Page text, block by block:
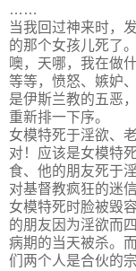
……
当我回过神来时，
的那个女孩儿死了
噢，天哪，我在做什
等等，愤怒、嫉妒
是伊斯兰教的五恶
重新排一下序。
女模特死于淫欲、
对！应该是女模特
食、他的朋友死于
对基督教疯狂的迷
女模特死时脸被毁
的朋友因为淫欲而
病期的当天被杀。
们两个人是合伙的